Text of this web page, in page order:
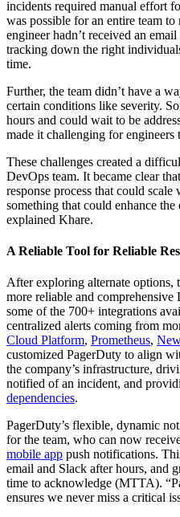
incidents required manual effort
was possible for an entire team
engineer hadn’t received an
tracking down the right
time.
Further, the team didn’t have a
certain conditions like severity.
hours and could wait to be
made it challenging for engineers
These challenges created a
DevOps team. It became clear
response process that could
something that could enhance
explained Khare.
A Reliable Tool for Reliable
After exploring alternate options,
more reliable and
some of the 700+ integrations
centralized alerts coming from
Cloud Platform, Prometheus,
customized PagerDuty to align
the company’s infrastructure,
notified of an incident, and
dependencies.
PagerDuty’s flexible, dynamic
for the team, who can now
mobile app push notifications.
email and Slack after hours, and
time to acknowledge (MTTA).
ensures we never miss a critical